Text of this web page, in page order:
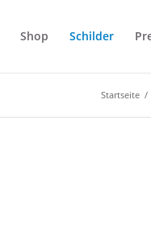
Shop Schilder
Startseite /